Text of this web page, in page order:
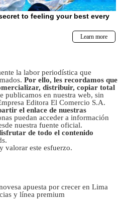
la labor periodística que
Por ello, les recordamos que
distribuir, copiar total
publicamos en nuestra web, sin
Editora El Comercio S.A.
el enlace de nuestras
puedan acceder a información
nuestra fuente oficial.
de todo el contenido
valorar este esfuerzo.
apuesta por crecer en Lima
y línea premium